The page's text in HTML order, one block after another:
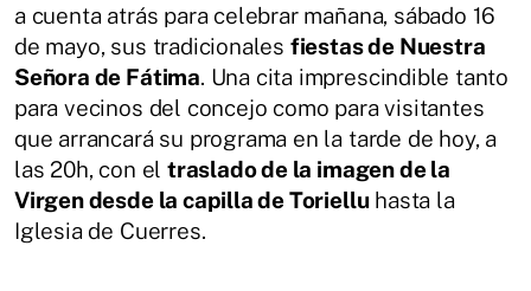
a cuenta atrás para celebrar mañana, sábado 16
de mayo, sus tradicionales fiestas de Nuestra
Señora de Fátima. Una cita imprescindible tanto
para vecinos del concejo como para visitantes
que arrancará su programa en la tarde de hoy, a
las 20h, con el traslado de la imagen de la
Virgen desde la capilla de Torielluhasta la
Iglesia de Cuerres.